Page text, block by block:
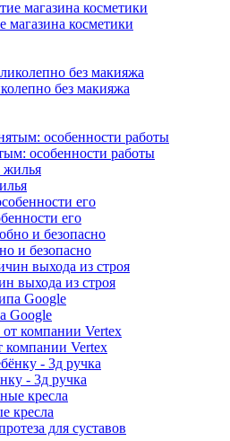
магазина косметики
без макияжа
особенности работы
его
и безопасно
выхода из строя
Google
компании Vertex
- 3д ручка
кресла